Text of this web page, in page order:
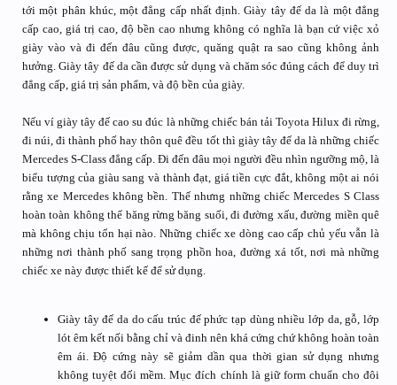
tới một phân khúc, một đẳng cấp nhất định. Giày tây đế da là một đẳng
cấp cao, giá trị cao, độ bền cao nhưng không có nghĩa là bạn cứ việc xỏ
giày vào và đi đến đâu cũng được, quăng quật ra sao cũng không ảnh
hưởng. Giày tây đế da cần được sử dụng và chăm sóc đúng cách để duy trì
đẳng cấp, giá trị sản phẩm, và độ bền của giày.
Nếu ví giày tây đế cao su đúc là những chiếc bán tải Toyota Hilux đi rừng,
đi núi, đi thành phố hay thôn quê đều tốt thì giày tây đế da là những chiếc
Mercedes S-Class đẳng cấp. Đi đến đâu mọi người đều nhìn ngưỡng mộ, là
biểu tượng của giàu sang và thành đạt, giá tiền cực đắt, không một ai nói
rằng xe Mercedes không bền. Thế nhưng những chiếc Mercedes S Class
hoàn toàn không thể băng rừng băng suối, đi đường xấu, đường miền quê
mà không chịu tổn hại nào. Những chiếc xe dòng cao cấp chủ yếu vẫn là
những nơi thành phố sang trọng phồn hoa, đường xá tốt, nơi mà những
chiếc xe này được thiết kế để sử dụng.
Giày tây đế da do cấu trúc đế phức tạp dùng nhiều lớp da, gỗ, lớp
lót êm kết nối bằng chỉ và đinh nên khá cứng chứ không hoàn toàn
êm ái. Độ cứng này sẽ giảm dần qua thời gian sử dụng nhưng
không tuyệt đối mềm. Mục đích chính là giữ form chuẩn cho đôi